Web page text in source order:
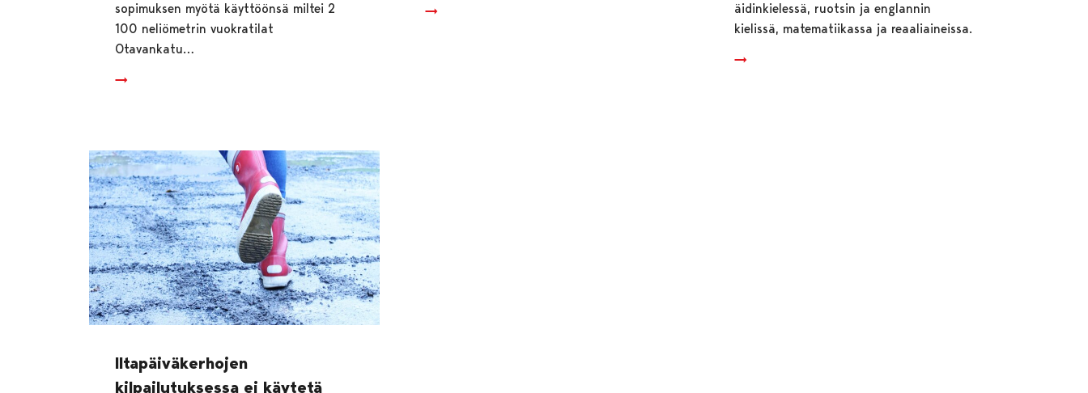
sopimuksen myötä käyttöönsä miltei 2
100 neliömetrin vuokratilat
Otavankatu…
äidinkielessä, ruotsin ja englannin
kielissä, matematiikassa ja reaaliaineissa.
Iltapäiväkerhojen
kilpailutuksessa ei käytetä